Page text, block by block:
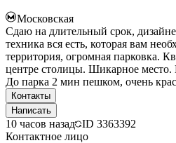
Московская
Сдаю на длительный срок,
техника вся есть, которая вам
территория, огромная парковка.
центре столицы. Шикарное место.
До парка 2 мин пешком, очень
Контакты
Написать
10 часов назад ID 3363392
Контактное лицо